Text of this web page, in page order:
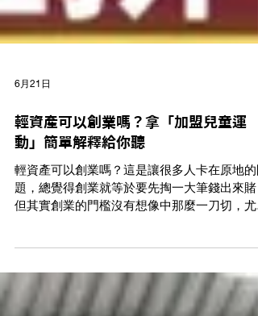
6月21日
輕資產可以創業嗎？拿「加盟兒童運
動」簡單解釋給你聽
但其實創業的門檻沒有想像中那麼一刀切，尤
是最近越來越常被提到的「輕資產創業」，走
就是另一條路，用比較低的固定成本起步。 我們
這次就來說說「輕資產創業」吧，剛好我們小